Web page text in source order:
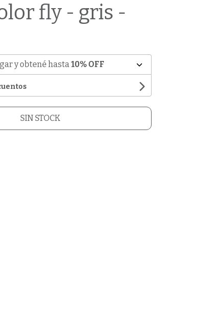
fly - gris -
y obtené hasta10% OFF
SIN STOCK